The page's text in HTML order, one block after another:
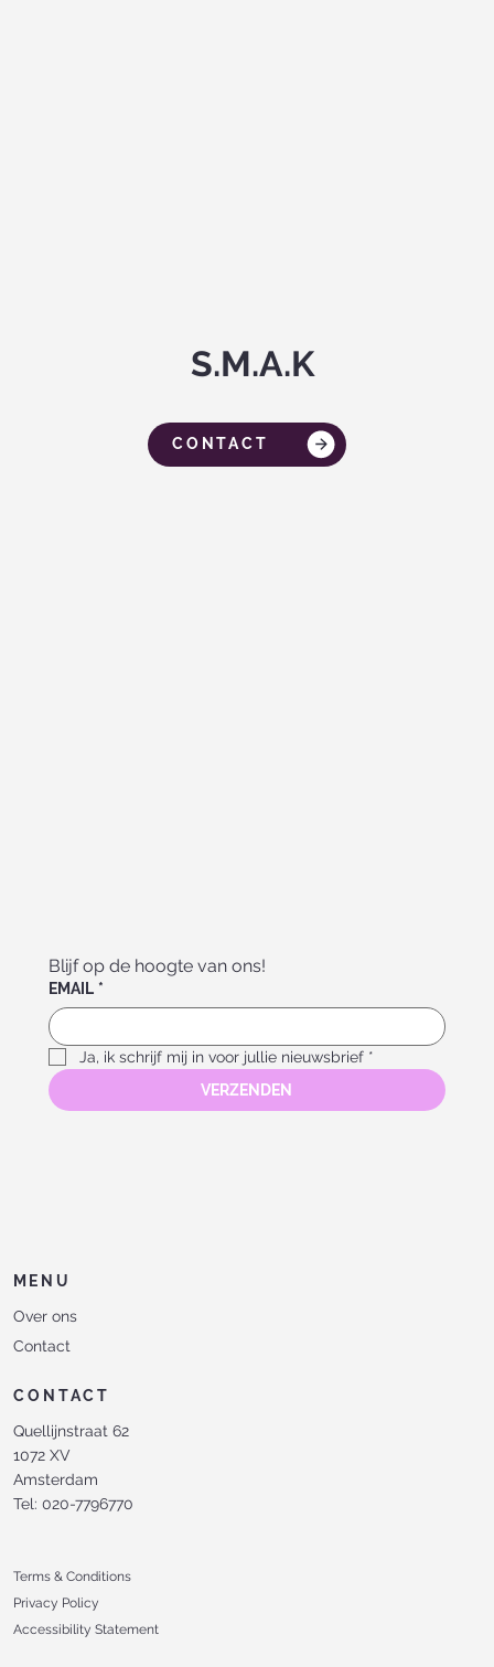
S.M.A.K
CONTACT
Blijf op de hoogte van ons!
EMAIL *
Ja, ik schrijf mij in voor jullie nieuwsbrief *
VERZENDEN
MENU
Over ons
Contact
CONTACT
Quellijnstraat 62
1072 XV
Amsterdam
Tel: 020-7796770
Terms & Conditions
Privacy Policy
Accessibility Statement